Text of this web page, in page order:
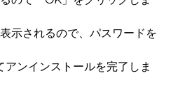
示されるので、パスワードを
アンインストールを完了しま